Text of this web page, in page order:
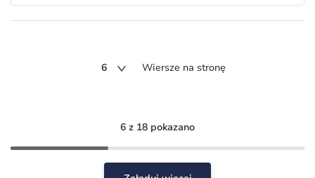
6 Wiersze na stronę
6 z 18 pokazano